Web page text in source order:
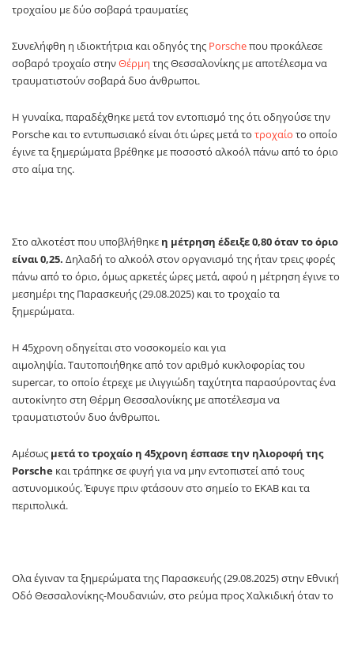
τροχαίου με δύο σοβαρά τραυματίες
Συνελήφθη η ιδιοκτήτρια και οδηγός της Porscheπου προκάλεσε
σοβαρό τροχαίο στηνΘέρμη της Θεσσαλονίκης με αποτέλεσμα να
τραυματιστούν σοβαρά δυο άνθρωποι.
Η γυναίκα, παραδέχθηκε μετά τον εντοπισμό της ότι οδηγούσε την
Porsche και το εντυπωσιακό είναι ότι ώρες μετά το τροχαίο το οποίο
έγινε τα ξημερώματα βρέθηκε με ποσοστό αλκοόλ πάνω από το όριο
στο αίμα της.
Στο αλκοτέστ που υποβλήθηκε η μέτρηση έδειξε 0,80 όταν το όριο
είναι 0,25. Δηλαδή το αλκοόλ στον οργανισμό της ήταν τρεις φορές
πάνω από το όριο, όμως αρκετές ώρες μετά, αφού η μέτρηση έγινε το
μεσημέρι της Παρασκευής (29.08.2025) και το τροχαίο τα
ξημερώματα.
Η 45χρονη οδηγείται στο νοσοκομείο και για
αιμοληψία. Ταυτοποιήθηκε από τον αριθμό κυκλοφορίας του
supercar, το οποίο έτρεχε με ιλιγγιώδη ταχύτητα παρασύροντας ένα
αυτοκίνητο στη Θέρμη Θεσσαλονίκης με αποτέλεσμα να
τραυματιστούν δυο άνθρωποι.
Αμέσως μετά το τροχαίο η 45χρονη έσπασε την ηλιοροφή της
Porsche και τράπηκε σε φυγή για να μην εντοπιστεί από τους
αστυνομικούς. Έφυγε πριν φτάσουν στο σημείο το ΕΚΑΒ και τα
περιπολικά.
Ολα έγιναν τα ξημερώματα της Παρασκευής (29.08.2025) στην Εθνική
Οδό Θεσσαλονίκης-Μουδανιών, στο ρεύμα προς Χαλκιδική όταν το